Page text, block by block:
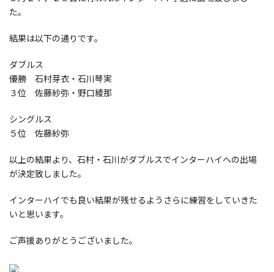
た。
結果は以下の通りです。
ダブルス
優勝 石村芽衣・石川琴実
３位 佐藤紗弥・野口綾那
シングルス
５位 佐藤紗弥
以上の結果より、石村・石川がダブルスでインターハイへの出場
が決定致しました。
インターハイでも良い結果が残せるようさらに練習をしていきた
いと思います。
ご声援ありがとうございました。